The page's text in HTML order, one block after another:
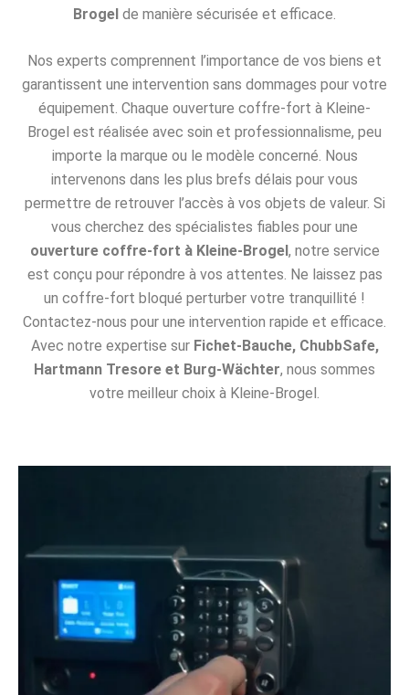
Brogel de manière sécurisée et efficace.
Nos experts comprennent l’importance de vos biens et
garantissent une intervention sans dommages pour votre
équipement. Chaque ouverture coffre-fort à Kleine-
Brogel est réalisée avec soin et professionnalisme, peu
importe la marque ou le modèle concerné. Nous
intervenons dans les plus brefs délais pour vous
permettre de retrouver l’accès à vos objets de valeur. Si
vous cherchez des spécialistes fiables pour une
ouverture coffre-fort à Kleine-Brogel, notre service
est conçu pour répondre à vos attentes. Ne laissez pas
un coffre-fort bloqué perturber votre tranquillité !
Contactez-nous pour une intervention rapide et efficace.
Avec notre expertise sur Fichet-Bauche, ChubbSafe,
Hartmann Tresore et Burg-Wächter, nous sommes
votre meilleur choix à Kleine-Brogel.